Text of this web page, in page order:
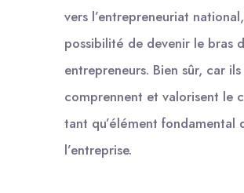
vers l’entrepreneuriat
possibilité de devenir le bras
entrepreneurs. Bien sûr, car ils
comprennent et valorisent le
tant qu’élément fondamental
l’entreprise.